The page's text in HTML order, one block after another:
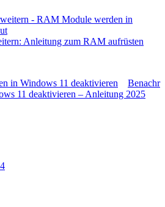
Anleitung zum RAM aufrüsten
Benachr
11 deaktivieren – Anleitung 2025